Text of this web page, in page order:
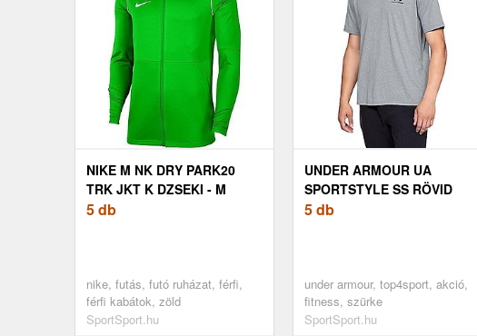
NIKE M NK DRY PARK20
TRK JKT K DZSEKI - M
5 db
nike, futás, futó ruházat, férfi,
férfi kabátok, zöld
SportSport.hu
UNDER ARMOUR UA
SPORTSTYLE SS RÖVID
UJJÚ PÓLÓ - SZÜRKE
5 db
under armour, top4sport, akció,
fitness, szürke
SportSport.hu